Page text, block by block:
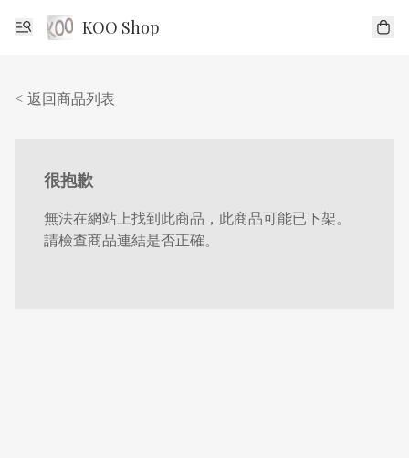
KOO Shop
< 返回商品列表
很抱歉
無法在網站上找到此商品，此商品可能已下架。
請檢查商品連結是否正確。